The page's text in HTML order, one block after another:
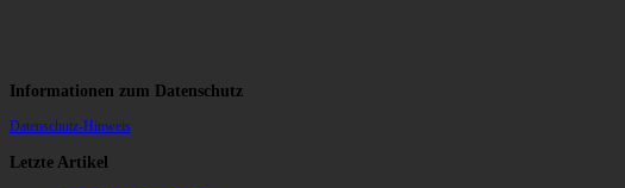
Informationen zum Datenschutz
Datenschutz-Hinweis
Letzte Artikel